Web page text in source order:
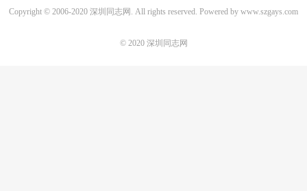
Copyright © 2006-2020 深圳同志网 . All rights reserved. Powered by www.szgays.com
© 2020 深圳同志网